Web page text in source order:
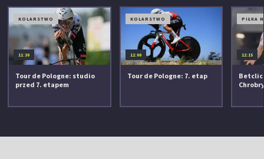
KOLARSTWO
11:30
Tour de Pologne: studio
przed 7. etapem
KOLARSTWO
12:00
Tour de Pologne: 7. etap
PIŁKA
12:15
Betclic